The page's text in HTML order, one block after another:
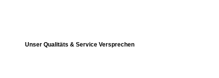
Unser Qualitäts & Service Versprechen